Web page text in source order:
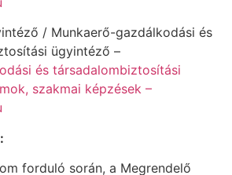
/ Munkaerő-gazdálkodási és
ügyintéző –
és társadalombiztosítási
szakmai képzések –
forduló során, a Megrendelő